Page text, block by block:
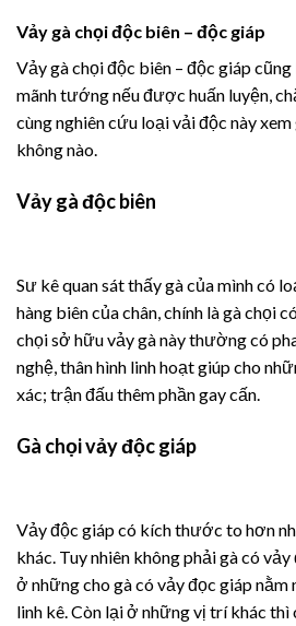
Vảy gà chọi độc biên – độc giáp
Vảy gà chọi độc biên – độc giáp
mãnh tướng nếu được huấn luyện,
cùng nghiên cứu loại vải độc này
không nào.
Vảy gà độc biên
Sư kê quan sát thấy gà của mình có
hàng biên của chân, chính là gà chọi
chọi sở hữu vảy gà này thường có
nghệ, thân hình linh hoạt giúp cho
xác; trận đấu thêm phần gay cấn.
Gà chọi vảy độc giáp
Vảy độc giáp có kích thước to hơn
khác. Tuy nhiên không phải gà có
ở những cho gà có vảy đọc giáp nằm
linh kê. Còn lại ở những vị trí khác